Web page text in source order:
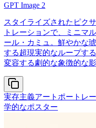
GPT Image 2
スタイライズされたピク
トレーションで、ミニマ
ール・カミュ。鮮やかな
する超現実的なループす
変容する劇的な象徴的な
実存主義アートポートレ
学的なポスター